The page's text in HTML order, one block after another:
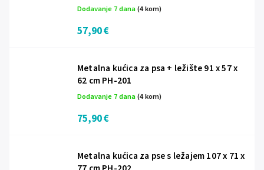
Dodavanje 7 dana(4 kom)
57,90 €
Metalna kućica za psa + ležište 91 x 57 x
62 cm PH-201
Dodavanje 7 dana(4 kom)
75,90 €
Metalna kućica za pse s ležajem 107 x 71 x